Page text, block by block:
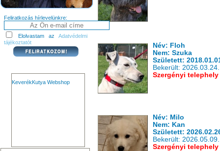
Feliratkozás hírlevelünkre:
Elolvastam az Adatvédelmi
tájékoztatót
KeverékKutya Webshop
Név: Floh
Nem: Szuka
Született:
Bekerült: 2026.03.24.
Szergényi telephely
Név: Milo
Nem: Kan
Született:
Bekerült: 2026.05.09.
Szergényi telephely